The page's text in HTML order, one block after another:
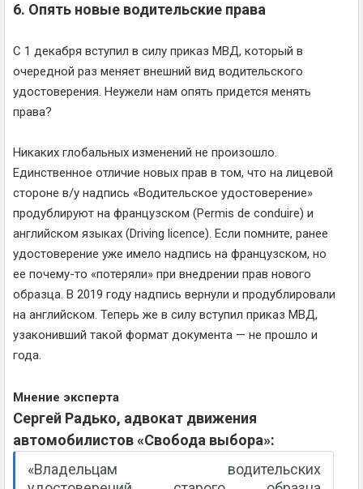
6. Опять новые водительские права
С 1 декабря вступил в силу приказ МВД, который в
очередной раз меняет внешний вид водительского
удостоверения. Неужели нам опять придется менять
права?
Никаких глобальных изменений не произошло.
Единственное отличие новых прав в том, что на лицевой
стороне в/у надпись «Водительское удостоверение»
продублируют на французском (Permis de conduire) и
английском языках (Driving licence). Если помните, ранее
удостоверение уже имело надпись на французском, но
ее почему-то «потеряли» при внедрении прав нового
образца. В 2019 году надпись вернули и продублировали
на английском. Теперь же в силу вступил приказ МВД,
узаконивший такой формат документа — не прошло и
года.
Мнение эксперта
Сергей Радько, адвокат движения
автомобилистов «Свобода выбора»:
«Владельцам водительских